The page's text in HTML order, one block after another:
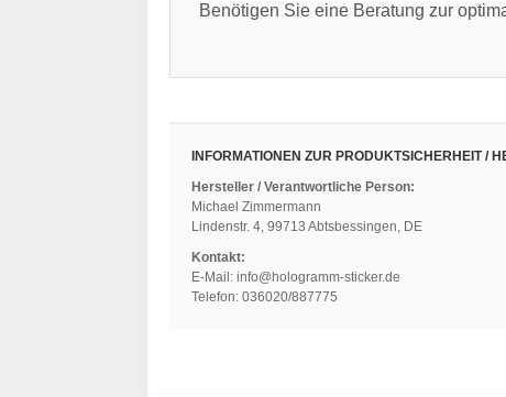
Benötigen Sie eine Beratung zur
INFORMATIONEN ZUR PRODUKTSICHERHEIT /
Hersteller / Verantwortliche Person:
Michael Zimmermann
Lindenstr. 4, 99713 Abtsbessingen, DE
Kontakt:
E-Mail: info@hologramm-sticker.de
Telefon: 036020/887775